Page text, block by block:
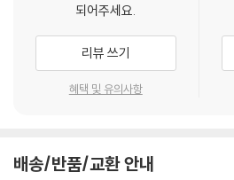
되어주세요.
리뷰 쓰기
혜택 및 유의사항
배송/반품/교환 안내